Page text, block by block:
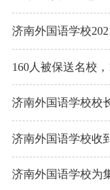
济南外国语学校
160人被保送名校
济南外国语学校校
济南外国语学校收
济南外国语学校为